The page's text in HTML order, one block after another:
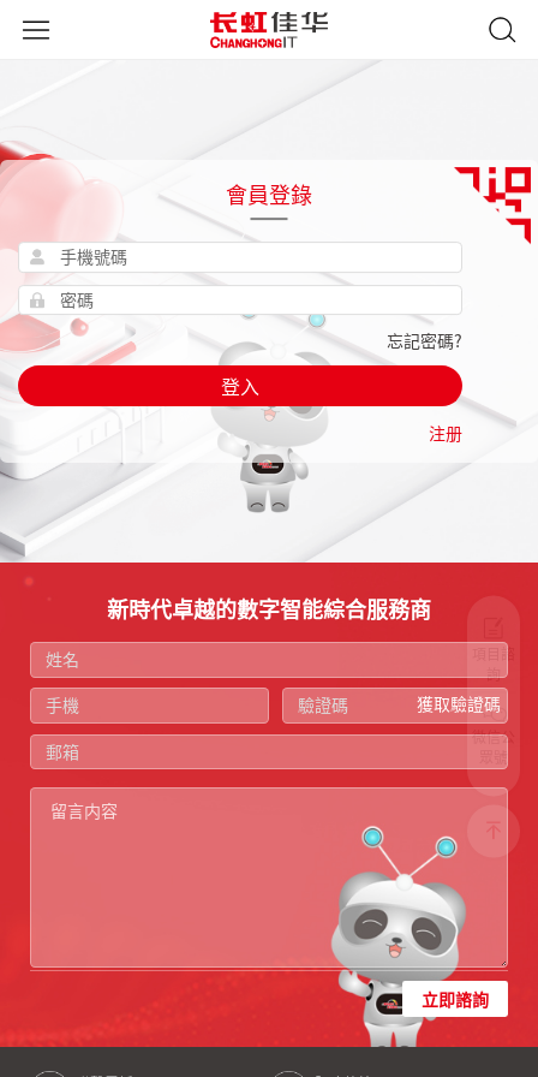
會員登錄
忘記密碼?
登入
注册
詢
微信公
新時代卓越的數字智能綜合服務商
獲取驗證碼
立即諮詢